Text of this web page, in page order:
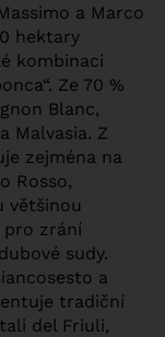
a Marco
hektary
kombinaci
Ze 70 %
Blanc,
Malvasia. Z
zejména na
Rosso,
většinou
pro zrání
sudy.
a
tradiční
del Friuli,